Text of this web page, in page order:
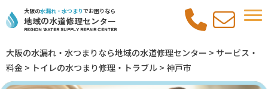
大阪の水漏れ・水つまりでお困りなら
地域の水道修理センター
REGION Water Supply REPAIR Center
大阪の水漏れ・水つまりなら地域の水道修理センター > サービス・
料金 > トイレの水つまり修理・トラブル > 神戸市